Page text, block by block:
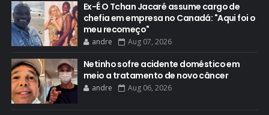
Ex-É O Tchan Jacaré assume cargo de
chefia em empresa no Canadá: "Aqui foi o
meu recomeço"
andre Aug 07, 2026
Netinho sofre acidente doméstico em
meio a tratamento de novo câncer
andre Aug 06, 2026